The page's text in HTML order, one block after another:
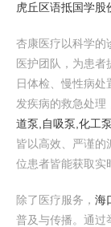
虎丘区语抵国学股
杏康医疗以科学的
医护团队，为患
日体检、慢性病处
发疾病的救急处理
道泵,自吸泵,化工
皆以高效、严谨的
位患者皆能获取实
除了医疗服务， 海
普及与传播。通过